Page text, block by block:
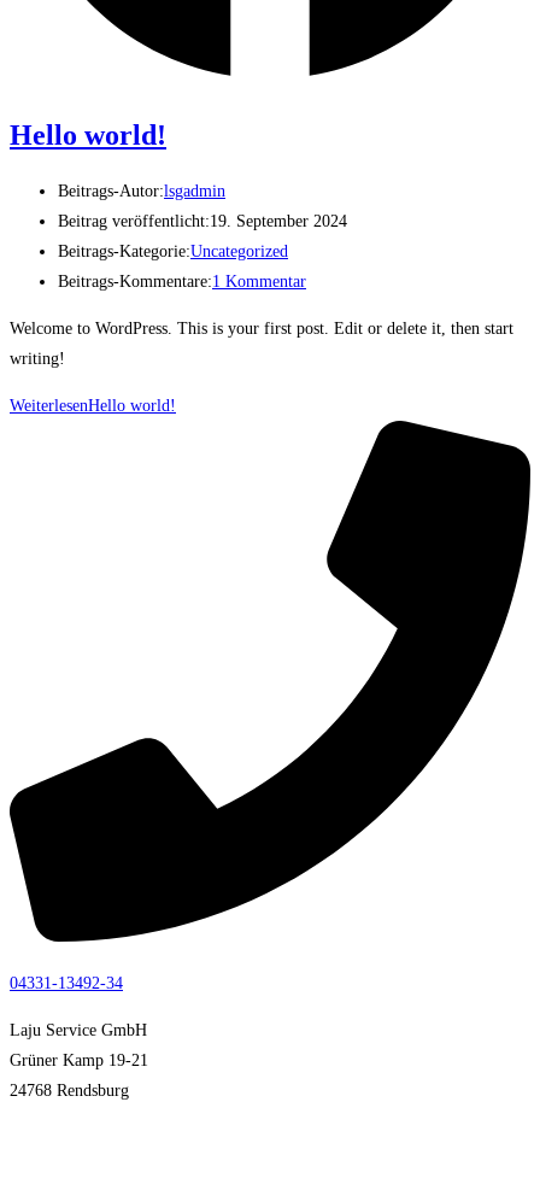
Hello world!
Beitrags-Autor:lsgadmin
Beitrag veröffentlicht:19. September 2024
Beitrags-Kategorie:Uncategorized
Beitrags-Kommentare:1 Kommentar
Welcome to WordPress. This is your first post. Edit or delete it, then start
writing!
WeiterlesenHello world!
04331-13492-34
Laju Service GmbH
Grüner Kamp 19-21
24768 Rendsburg